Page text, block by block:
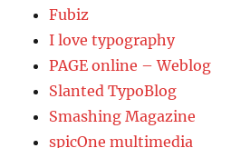
Fubiz
I love typography
PAGE online – Weblog
Slanted TypoBlog
Smashing Magazine
spicOne multimedia